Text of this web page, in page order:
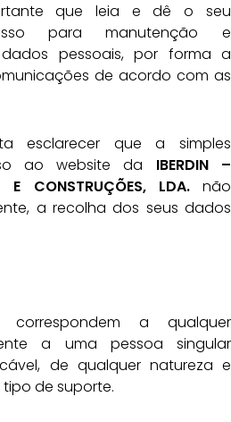
que leia e dê o seu
para manutenção e
pessoais, por forma a
de acordo com as
esclarecer que a simples
ao website da IBERDIN –
E CONSTRUÇÕES, LDA.não
a recolha dos seus dados
a qualquer
a uma pessoa singular
de qualquer natureza e
de suporte.